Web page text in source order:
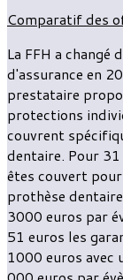
Comparatif des
La FFH a changé
d'assurance en
prestataire
protections
couvrent
dentaire. Pour
êtes couvert
prothèse
3000 euros par
51 euros les
1000 euros avec